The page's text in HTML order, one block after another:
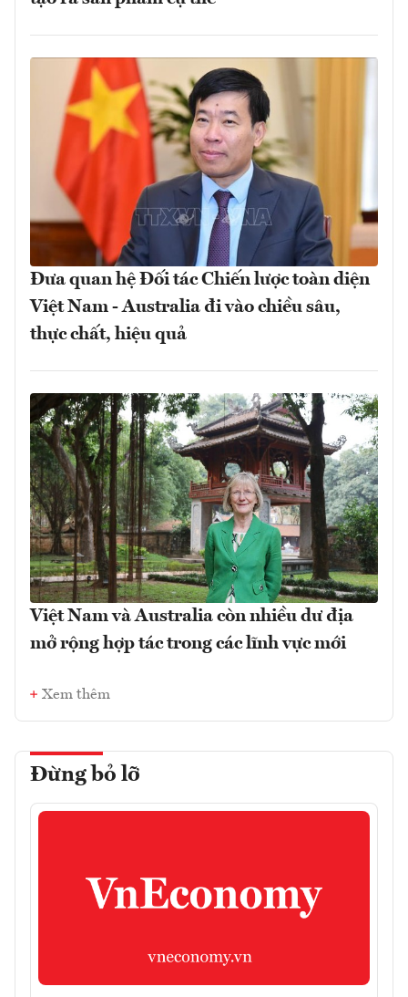
Đưa quan hệ Đối tác Chiến lược toàn diện
Việt Nam - Australia đi vào chiều sâu,
thực chất, hiệu quả
Việt Nam và Australia còn nhiều dư địa
mở rộng hợp tác trong các lĩnh vực mới
Xem thêm
Đừng bỏ lỡ